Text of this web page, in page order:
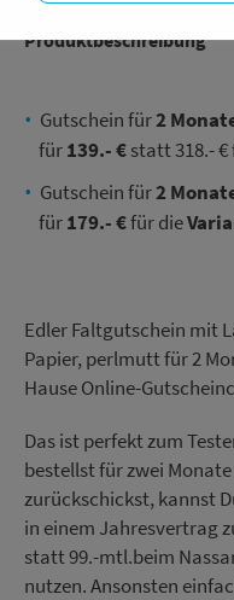
Produktbeschreibung
Gutschein für2
für139.- €statt 318.-
Gutschein für2
für179.- €für die
Edler Faltgutschein mit
Papier, perlmutt für 2
Hause Online-
Das ist perfekt zum
bestellst für zwei
zurückschickst, kannst
in einem Jahresvertrag
statt 99.-mtl.beim
nutzen. Ansonsten